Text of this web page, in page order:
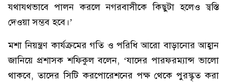
যথাযথভাবে পালন করলে নগরবাসীকে কিছুটা হলেও স্বস্তি
দেওয়া সম্ভব হবে।’
মশা নিয়ন্ত্রণ কার্যক্রমের গতি ও পরিধি আরো বাড়ানোর আহ্বান
জানিয়ে প্রশাসক শফিকুল বলেন, ‘যাদের পারফরম্যান্স ভালো
থাকবে, তাদের সিটি করপোরেশনের পক্ষ থেকে পুরস্কৃত করা